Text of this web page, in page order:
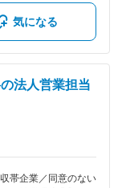
3丁目9番22号 ・事
ンを通じ、語学力・
半導体製造を根底
清浄度が求められる
要工程を担います。
続ける中でプロセス
ため 残業代の支給
回（6月）賃金はあ
上下する可能性があ
気になる
法人営業担当
帯企業／同意のない